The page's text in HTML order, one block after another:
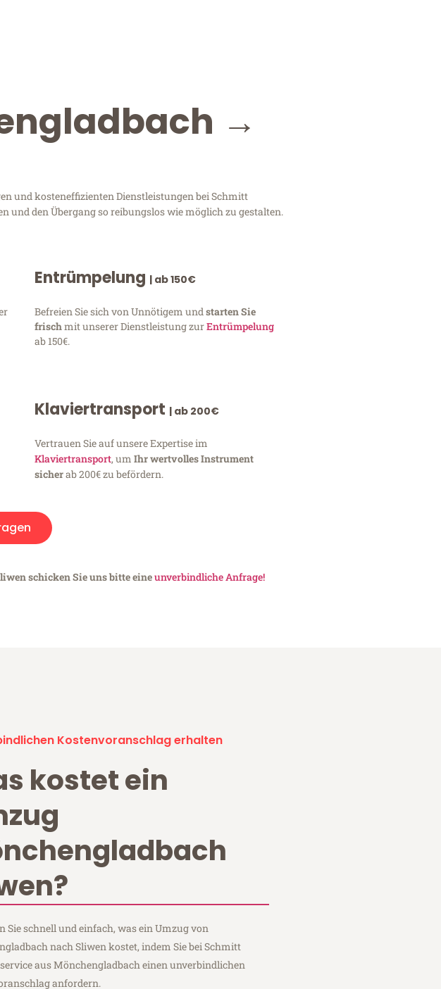
→
und kosteneffizienten Dienstleistungen bei Schmitt
und den Übergang so reibungslos wie möglich zu gestalten.
Entrümpelung | ab 150€
Befreien Sie sich von Unnötigem und starten Sie
frischmit unserer Dienstleistung zurEntrümpelung
ab 150€.
Klaviertransport | ab 200€
Vertrauen Sie auf unsere Expertise im
Klaviertransport, um Ihr wertvolles Instrument
sicherab 200€ zu befördern.
schicken Sie uns bitte eineunverbindliche Anfrage!
Kostenvoranschlag erhalten
kostet ein
Sie schnell und einfach, was ein Umzug von
nach Sliwen kostet, indem Sie bei Schmitt
aus Mönchengladbach einen unverbindlichen
anfordern.